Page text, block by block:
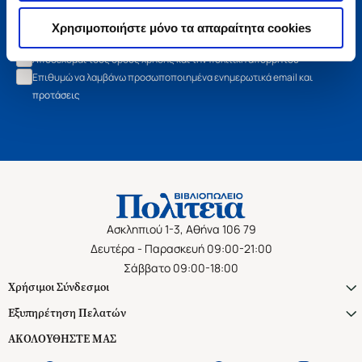
Χρησιμοποιήστε μόνο τα απαραίτητα cookies
Αποδέχομαι τους όρους χρήσης και την πολιτική απορρήτου
Επιθυμώ να λαμβάνω προσωποποιημένα ενημερωτικά email και
προτάσεις
Ασκληπιού 1-3, Αθήνα 106 79
Δευτέρα - Παρασκευή 09:00-21:00
Σάββατο 09:00-18:00
Χρήσιμοι Σύνδεσμοι
Εξυπηρέτηση Πελατών
ΑΚΟΛΟΥΘΗΣΤΕ ΜΑΣ